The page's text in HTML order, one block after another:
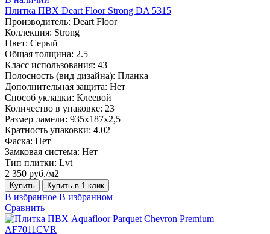
Плитка ПВХ Deart Floor Strong DA 5315
Производитель: Deart Floor
Коллекция: Strong
Цвет: Серый
Общая толщина: 2.5
Класс использования: 43
Полосность (вид дизайна): Планка
Дополнительная защита: Нет
Способ укладки: Клеевой
Количество в упаковке: 23
Размер ламели: 935х187х2,5
Кратность упаковки: 4.02
Фаска: Нет
Замковая система: Нет
Тип плитки: Lvt
2 350 руб./м2
Купить Купить в 1 клик
В избранное В избранном
Сравнить